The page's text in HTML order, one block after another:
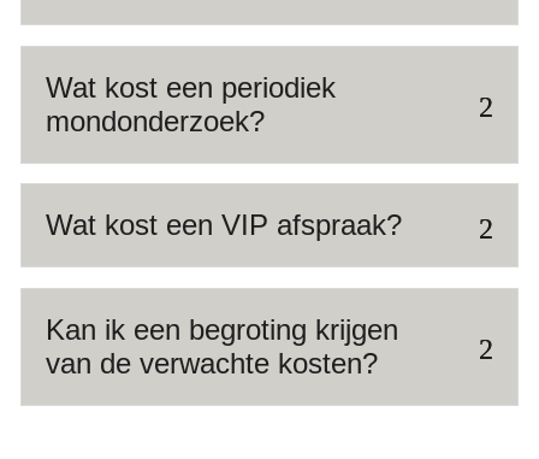
Wat kost een periodiek
mondonderzoek?
Wat kost een VIP afspraak?
Kan ik een begroting krijgen
van de verwachte kosten?